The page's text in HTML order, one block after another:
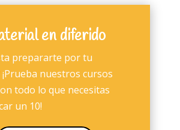
en diferido
prepararte por tu
¡Prueba nuestros cursos
todo lo que necesitas
un 10!